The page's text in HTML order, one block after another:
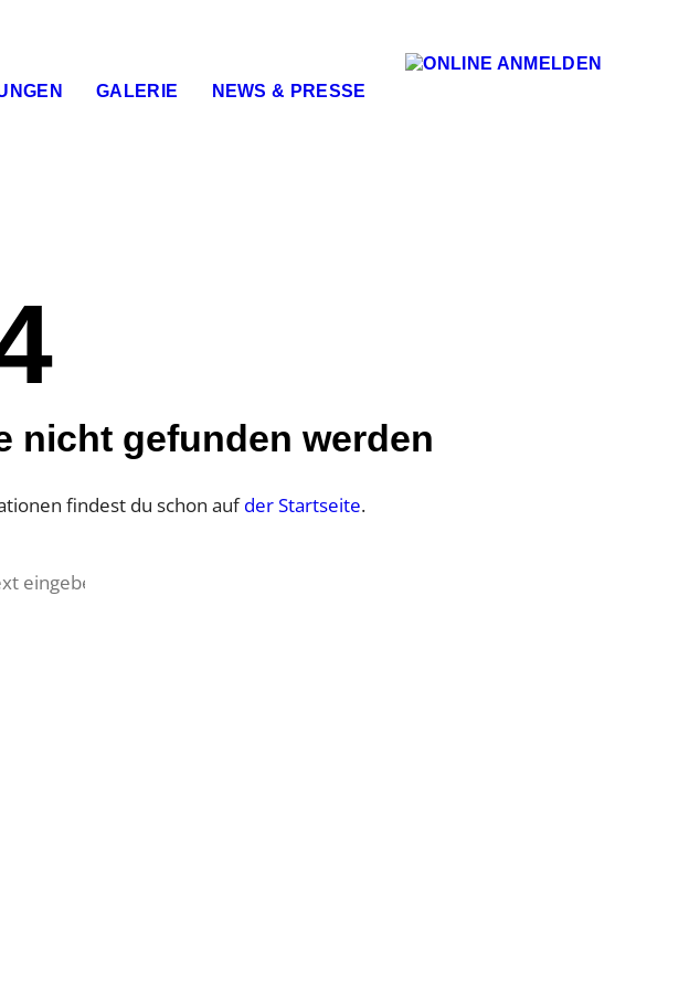
GALERIE NEWS & PRESSE
nicht gefunden werden
findest du schon aufder Startseite.